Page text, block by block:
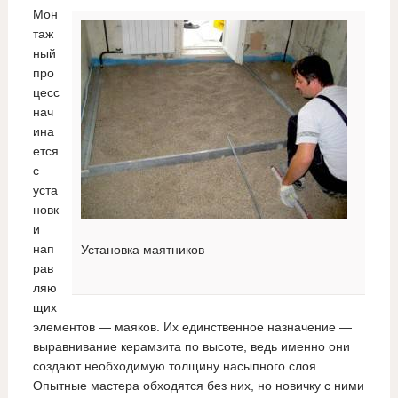
Установка маятников
Мон
таж
ный
про
цесс
нач
ина
ется
с
уста
новк
и
нап
рав
ляю
щих
элементов — маяков. Их единственное назначение —
выравнивание керамзита по высоте, ведь именно они
создают необходимую толщину насыпного слоя.
Опытные мастера обходятся без них, но новичку с ними